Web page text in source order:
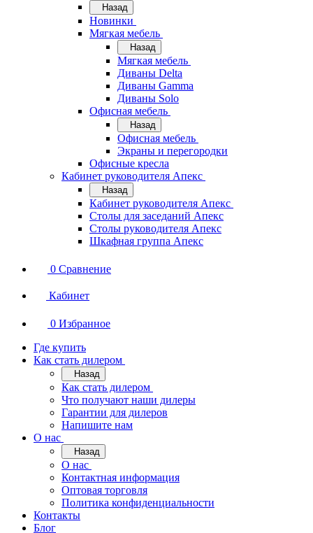
Назад
Новинки
Мягкая мебель
Назад
Мягкая мебель
Диваны Delta
Диваны Gamma
Диваны Solo
Офисная мебель
Назад
Офисная мебель
Экраны и перегородки
Офисные кресла
Кабинет руководителя Апекс
Назад
Кабинет руководителя Апекс
Столы для заседаний Апекс
Столы руководителя Апекс
Шкафная группа Апекс
0 Сравнение
Кабинет
0 Избранное
Где купить
Как стать дилером
Назад
Как стать дилером
Что получают наши дилеры
Гарантии для дилеров
Напишите нам
О нас
Назад
О нас
Контактная информация
Оптовая торговля
Политика конфиденциальности
Контакты
Блог